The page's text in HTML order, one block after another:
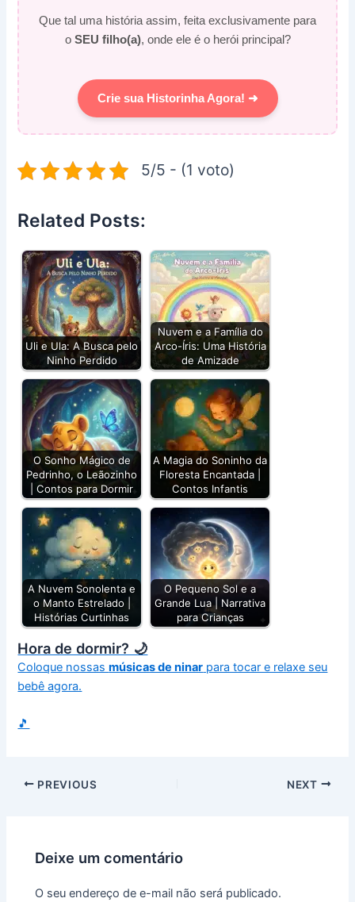
Que tal uma história assim, feita exclusivamente para
o SEU filho(a), onde ele é o herói principal?
Crie sua Historinha Agora! ➜
5/5 - (1 voto)
Related Posts:
Uli e Ula: A Busca pelo
Ninho Perdido
Nuvem e a Família do
Arco-Íris: Uma História
de Amizade
O Sonho Mágico de
Pedrinho, o Leãozinho
| Contos para Dormir
A Magia do Soninho da
Floresta Encantada |
Contos Infantis
A Nuvem Sonolenta e
o Manto Estrelado |
Histórias Curtinhas
O Pequeno Sol e a
Grande Lua | Narrativa
para Crianças
Hora de dormir? 🌙
Coloque nossasmúsicas de ninar para tocar e relaxe seu
bebê agora.
🎵
PREVIOUS NEXT
Deixe um comentário
O seu endereço de e-mail não será publicado.